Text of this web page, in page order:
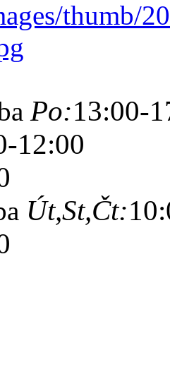
Po:13:00-
12:00
Út,St,Čt: